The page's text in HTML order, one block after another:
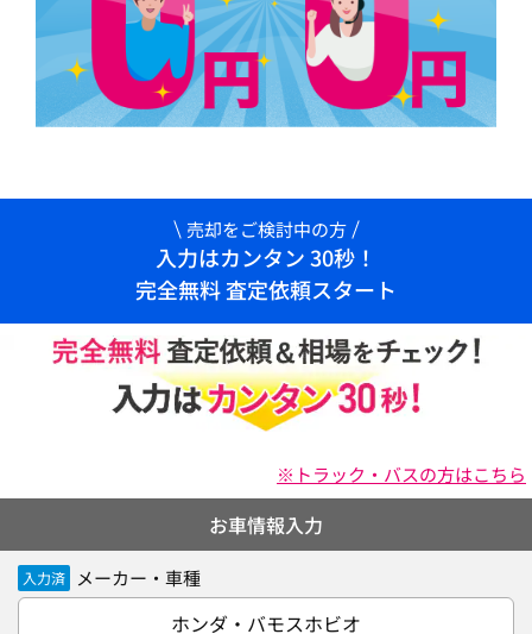
売却をご検討中の方
入力はカンタン 30秒！
完全無料 査定依頼スタート
※トラック・バスの方はこちら
お車情報入力
入力済 メーカー・車種
ホンダ・バモスホビオ